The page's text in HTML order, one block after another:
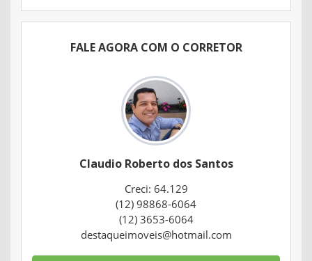
FALE AGORA COM O CORRETOR
Claudio Roberto dos Santos
Creci: 64.129
(12) 98868-6064
(12) 3653-6064
destaqueimoveis@hotmail.com